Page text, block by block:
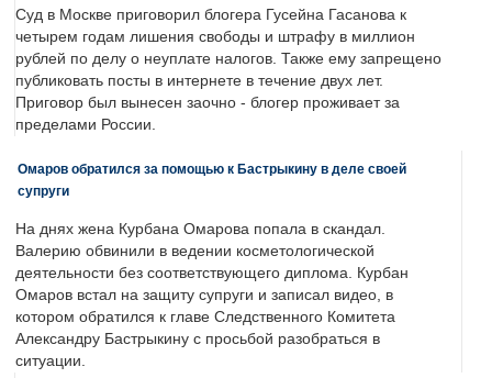
Суд в Москве приговорил блогера Гусейна Гасанова к
четырем годам лишения свободы и штрафу в миллион
рублей по делу о неуплате налогов. Также ему запрещено
публиковать посты в интернете в течение двух лет.
Приговор был вынесен заочно - блогер проживает за
пределами России.
Омаров обратился за помощью к Бастрыкину в деле своей
супруги
На днях жена Курбана Омарова попала в скандал.
Валерию обвинили в ведении косметологической
деятельности без соответствующего диплома. Курбан
Омаров встал на защиту супруги и записал видео, в
котором обратился к главе Следственного Комитета
Александру Бастрыкину с просьбой разобраться в
ситуации.